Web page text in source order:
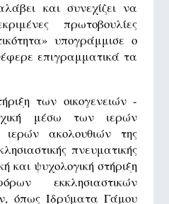
και συνεχίζει να
πρωτοβουλίες
υπογράμμισε ο
επιγραμματικά τα
των οικογενειών -
μέσω των ιερών
ακολουθιών της
πνευματικής
και ψυχολογική στήριξη
εκκλησιαστικών
όπως Ιδρύματα Γάμου